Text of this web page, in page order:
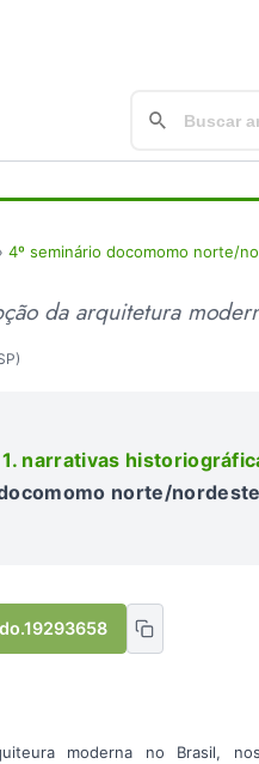
› 4º seminário docomomo norte/
da arquitetura
narrativas
norte/
moderna no Brasil,